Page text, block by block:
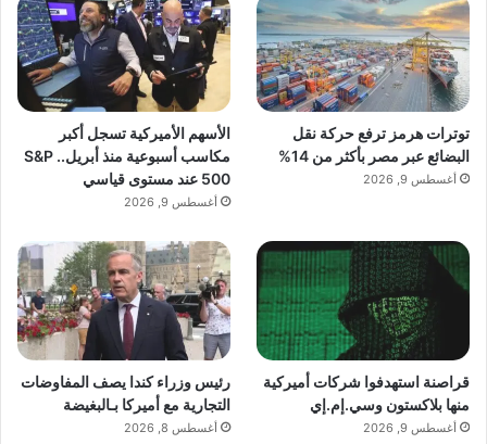
توترات هرمز ترفع حركة نقل
البضائع عبر مصر بأكثر من 14%
أغسطس 9, 2026
الأسهم الأميركية تسجل أكبر
مكاسب أسبوعية منذ أبريل.. S&P
500 عند مستوى قياسي
أغسطس 9, 2026
قراصنة استهدفوا شركات أميركية
منها بلاكستون وسي.إم.إي
أغسطس 9, 2026
رئيس وزراء كندا يصف المفاوضات
التجارية مع أميركا بـالبغيضة
أغسطس 8, 2026